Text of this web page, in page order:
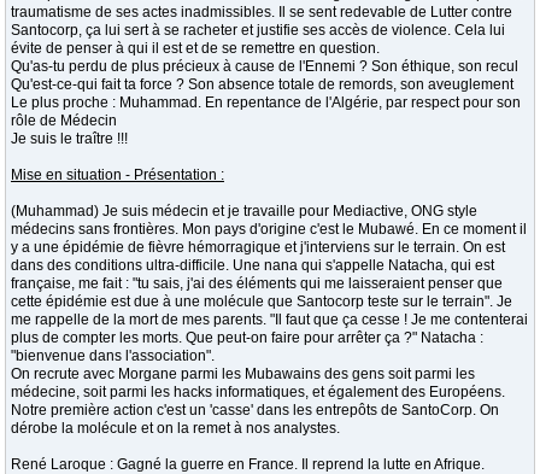
traumatisme de ses actes inadmissibles. Il se sent redevable de Lutter contre
Santocorp, ça lui sert à se racheter et justifie ses accès de violence. Cela lui
évite de penser à qui il est et de se remettre en question.
Qu'as-tu perdu de plus précieux à cause de l'Ennemi ? Son éthique, son recul
Qu'est-ce-qui fait ta force ? Son absence totale de remords, son aveuglement
Le plus proche : Muhammad. En repentance de l'Algérie, par respect pour son
rôle de Médecin
Je suis le traître !!!
Mise en situation - Présentation :
(Muhammad) Je suis médecin et je travaille pour Mediactive, ONG style
médecins sans frontières. Mon pays d'origine c'est le Mubawé. En ce moment il
y a une épidémie de fièvre hémorragique et j'interviens sur le terrain. On est
dans des conditions ultra-difficile. Une nana qui s'appelle Natacha, qui est
française, me fait : "tu sais, j'ai des éléments qui me laisseraient penser que
cette épidémie est due à une molécule que Santocorp teste sur le terrain". Je
me rappelle de la mort de mes parents. "Il faut que ça cesse ! Je me contenterai
plus de compter les morts. Que peut-on faire pour arrêter ça ?" Natacha :
"bienvenue dans l'association".
On recrute avec Morgane parmi les Mubawains des gens soit parmi les
médecine, soit parmi les hacks informatiques, et également des Européens.
Notre première action c'est un 'casse' dans les entrepôts de SantoCorp. On
dérobe la molécule et on la remet à nos analystes.
René Laroque : Gagné la guerre en France. Il reprend la lutte en Afrique.